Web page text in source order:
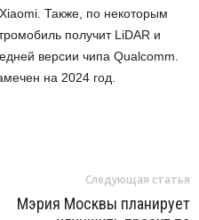
Также, по некоторым
получит LiDAR и
версии чипа Qualcomm.
на 2024 год.
Следующая статья
Мэрия Москвы планирует